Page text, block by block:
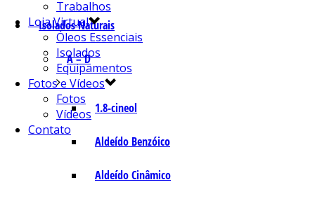
Isolados Naturais
A – D
1.8-cineol
Aldeído Benzóico
Aldeído Cinâmico
Trabalhos
Loja Virtual
Óleos Essenciais
Isolados
Equipamentos
Fotos e Vídeos
Fotos
Vídeos
Contato